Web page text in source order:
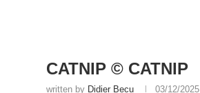
CATNIP © CATNIP
written by Didier Becu 03/12/2025